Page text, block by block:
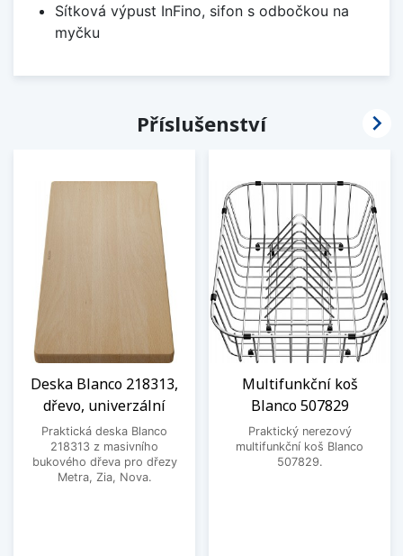
Sítková výpust InFino, sifon s odbočkou na
myčku
Příslušenství
Deska Blanco 218313,
dřevo, univerzální
Praktická deska Blanco
218313 z masivního
bukového dřeva pro dřezy
Metra, Zia, Nova.
Multifunkční koš
Blanco 507829
Praktický nerezový
multifunkční koš Blanco
507829.
